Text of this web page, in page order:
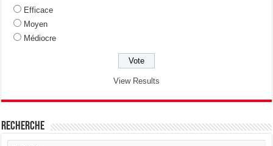
Efficace
Moyen
Médiocre
View Results
Recherche